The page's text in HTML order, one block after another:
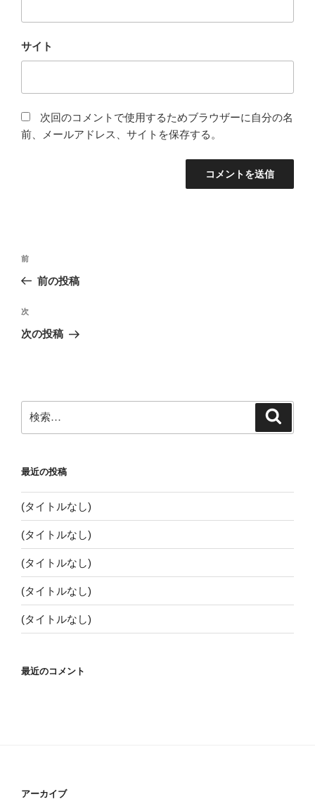
サイト
次回のコメントで使用するためブラウザーに自分の名
前、メールアドレス、サイトを保存する。
投
ビ
ゲ
ン
前
の
稿
前
前の投稿
次
の
次
次の投稿
検
索:
最近の投稿
(タイトルなし)
(タイトルなし)
(タイトルなし)
(タイトルなし)
(タイトルなし)
最近のコメント
アーカイブ